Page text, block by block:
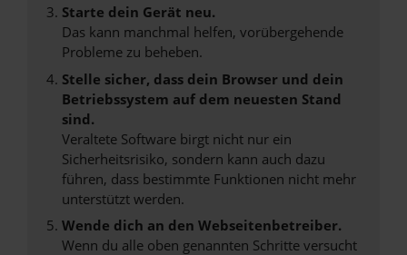
Starte dein Gerät neu.
Das kann manchmal helfen, vorübergehende
Probleme zu beheben.
Stelle sicher, dass dein Browser und dein
Betriebssystem auf dem neuesten Stand
sind.
Veraltete Software birgt nicht nur ein
Sicherheitsrisiko, sondern kann auch dazu
führen, dass bestimmte Funktionen nicht mehr
unterstützt werden.
Wende dich an den Webseitenbetreiber.
Wenn du alle oben genannten Schritte versucht